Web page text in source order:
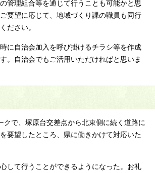
管理組合等を通じて行うことも可能かと思
要望に応じて、地域づくり課の職員も同行
ださい。
に自治会加入を呼び掛けるチラシ等を作成
。自治会でもご活用いただければと思いま
クで、塚原台交差点から北東側に続く道路に
要望したところ、県に働きかけて対応いた
して行うことができるようになった。お礼